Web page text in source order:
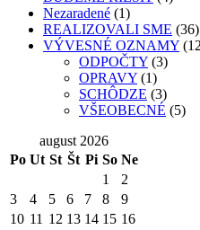
Nezaradené (1)
REALIZOVALI SME (36)
VÝVESNÉ OZNAMY
ODPOČTY (3)
OPRAVY (1)
SCHÔDZE (3)
VŠEOBECNÉ (5)
august 2026
Po Ut St Št Pi So Ne
1
2
3
4 5 6 7 8
9
10 11 12 13 14 15 16